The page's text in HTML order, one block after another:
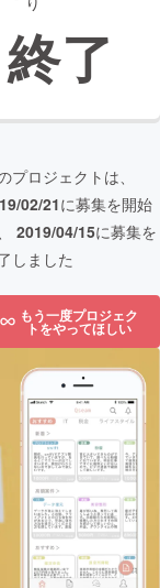
終了
プロジェクトは、
02/21に募集を開始
2019/04/15に募集を
しました
もう一度プロジェク
トをやってほしい